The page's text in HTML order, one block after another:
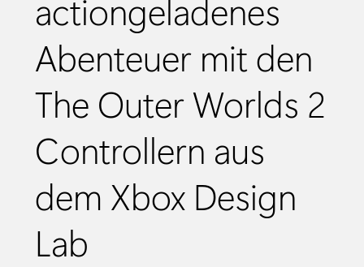
actiongeladenes
Abenteuer mit den
The Outer Worlds 2
Controllern aus
dem Xbox Design
Lab